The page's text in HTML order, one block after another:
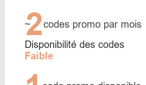
~
2codes promo par mois
Disponibilité des codes
Faible